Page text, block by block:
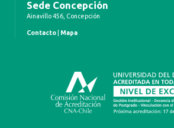
Sede Concepción
Ainavillo 456, Concepción
Contacto Mapa